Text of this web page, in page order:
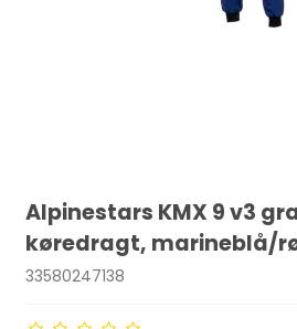
Alpinestars KMX 9 v3
køredragt, marineblå/
33580247138